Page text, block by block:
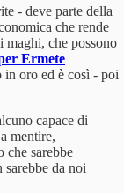
- deve parte della
che rende
maghi, che possono
Ermete
in oro ed è così - poi
capace di
mentire,
che sarebbe
da noi